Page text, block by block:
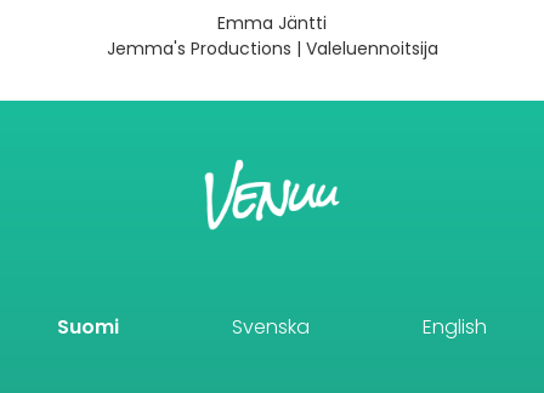
Emma Jäntti
Jemma's Productions | Valeluennoitsija
Suomi Svenska English